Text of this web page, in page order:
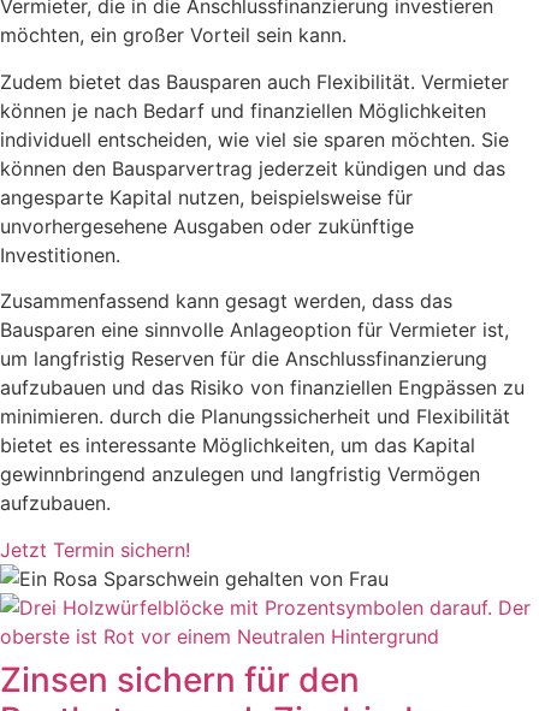
Vermieter, die in die Anschlussfinanzierung investieren
möchten, ein großer Vorteil sein kann.
Zudem bietet das Bausparen auch Flexibilität. Vermieter
können je nach Bedarf und finanziellen Möglichkeiten
individuell entscheiden, wie viel sie sparen möchten. Sie
können den Bausparvertrag jederzeit kündigen und das
angesparte Kapital nutzen, beispielsweise für
unvorhergesehene Ausgaben oder zukünftige
Investitionen.
Zusammenfassend kann gesagt werden, dass das
Bausparen eine sinnvolle Anlageoption für Vermieter ist,
um langfristig Reserven für die Anschlussfinanzierung
aufzubauen und das Risiko von finanziellen Engpässen zu
minimieren. durch die Planungssicherheit und Flexibilität
bietet es interessante Möglichkeiten, um das Kapital
gewinnbringend anzulegen und langfristig Vermögen
aufzubauen.
Jetzt Termin sichern!
Zinsen sichern für den